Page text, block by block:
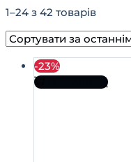
1–24 з 42 товарів
-23%
До кошика